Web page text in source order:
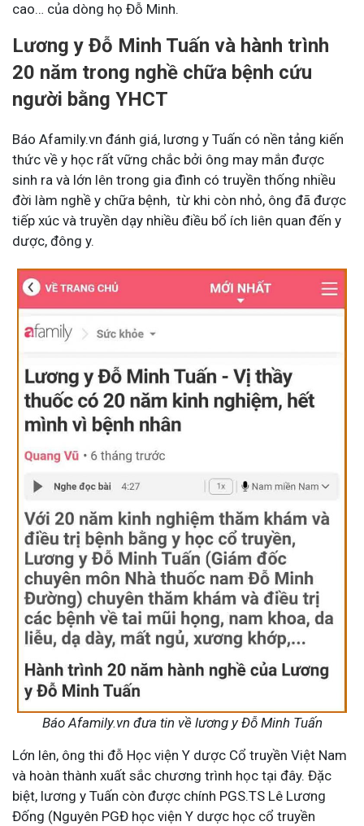
cao… của dòng họ Đỗ Minh.
Lương y Đỗ Minh Tuấn và hành trình
20 năm trong nghề chữa bệnh cứu
người bằng YHCT
Báo Afamily.vn đánh giá, lương y Tuấn có nền tảng kiến
thức về y học rất vững chắc bởi ông may mắn được
sinh ra và lớn lên trong gia đình có truyền thống nhiều
đời làm nghề y chữa bệnh, từ khi còn nhỏ, ông đã được
tiếp xúc và truyền dạy nhiều điều bổ ích liên quan đến y
dược, đông y.
Báo Afamily.vn đưa tin về lương y Đỗ Minh Tuấn
Lớn lên, ông thi đỗ Học viện Y dược Cổ truyền Việt Nam
và hoàn thành xuất sắc chương trình học tại đây. Đặc
biệt, lương y Tuấn còn được chính PGS.TS Lê Lương
Đống (Nguyên PGĐ học viện Y dược học cổ truyền